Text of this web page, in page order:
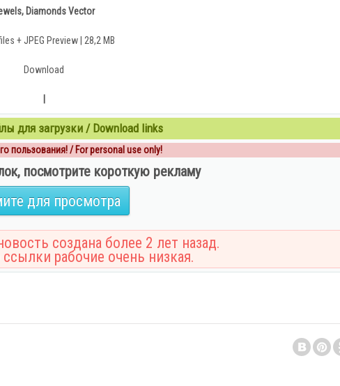
Diamonds Vector
+ JPEG Preview | 28,2 MB
Download
для загрузки / Download links
пользования! / For personal use only!
посмотрите короткую рекламу
для просмотра
создана более 2 лет назад.
рабочие очень низкая.